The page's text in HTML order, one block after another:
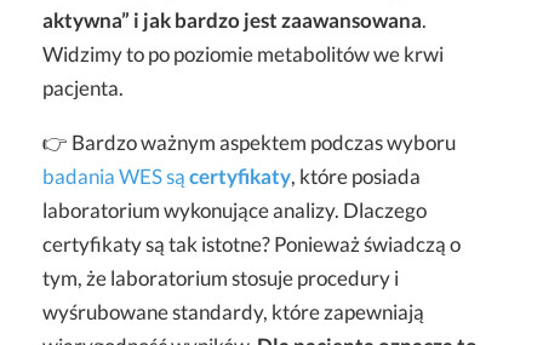
aktywna” i jak bardzo jest zaawansowana.
Widzimy to po poziomie metabolitów we krwi
pacjenta.
👉 Bardzo ważnym aspektem podczas wyboru
badania WES sącertyfikaty, które posiada
laboratorium wykonujące analizy. Dlaczego
certyfikaty są tak istotne? Ponieważ świadczą o
tym, że laboratorium stosuje procedury i
wyśrubowane standardy, które zapewniają